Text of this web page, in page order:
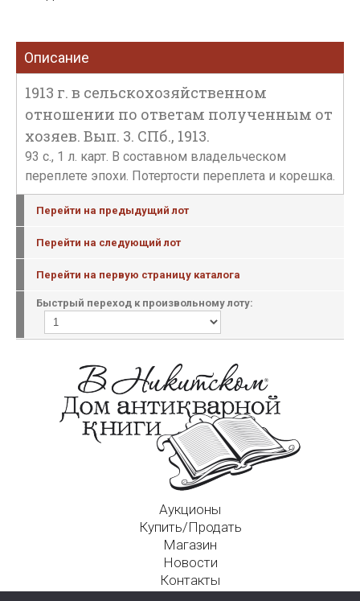
Описание
1913 г. в сельскохозяйственном
отношении по ответам полученным от
хозяев. Вып. 3. СПб., 1913.
93 с., 1 л. карт. В составном владельческом
переплете эпохи. Потертости переплета и корешка.
Перейти на предыдущий лот
Перейти на следующий лот
Перейти на первую страницу каталога
Быстрый переход к произвольному лоту:
Аукционы
Купить/Продать
Магазин
Новости
Контакты